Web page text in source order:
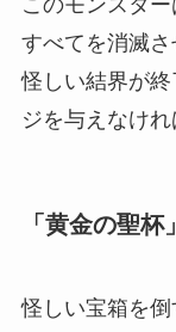
このモンスタ
すべてを消滅さ
怪しい結界が
ジを与えなけれ
「黄金の聖杯」
怪しい宝箱を